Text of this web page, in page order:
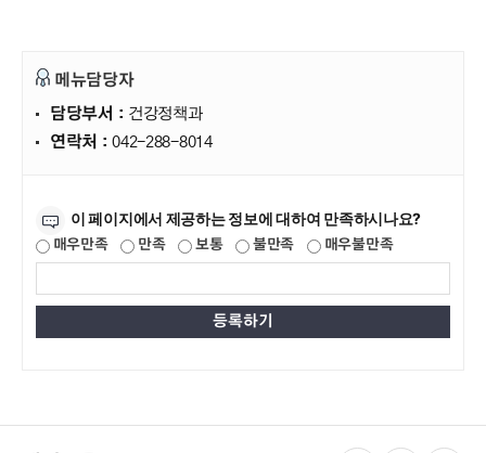
메뉴담당자
담당부서 : 건강정책과
연락처 :042-288-8014
이 페이지에서 제공하는 정보에 대하여 만족하시나요?
매우만족 만족 보통 불만족 매우불만족